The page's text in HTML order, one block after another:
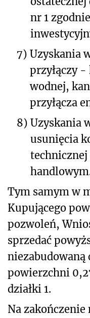
nr 1
7) Uzyskania
przyłączy
wodnej,
przyłącza
8) Uzyskania
usunięcia
Tym samym w
Kupującego
pozwoleń,
sprzedać
niezabudowaną
powierzchni
działki 1.
Na